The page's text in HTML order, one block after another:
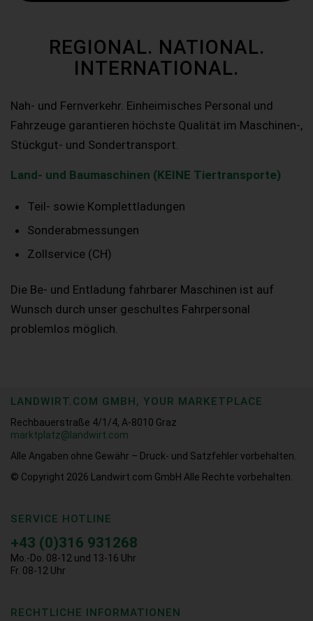
REGIONAL. NATIONAL.
INTERNATIONAL.
Nah- und Fernverkehr. Einheimisches Personal und
Fahrzeuge garantieren höchste Qualität im Maschinen-,
Stückgut- und Sondertransport.
Land- und Baumaschinen (KEINE Tiertransporte)
Teil- sowie Komplettladungen
Sonderabmessungen
Zollservice (CH)
Die Be- und Entladung fahrbarer Maschinen ist auf
Wunsch durch unser geschultes Fahrpersonal
problemlos möglich.
LANDWIRT.COM GMBH, YOUR MARKETPLACE
Rechbauerstraße 4/1/4, A-8010 Graz
marktplatz@landwirt.com
Alle Angaben ohne Gewähr – Druck- und Satzfehler vorbehalten.
© Copyright 2026
Landwirt.com GmbH Alle Rechte vorbehalten.
SERVICE HOTLINE
+43 (0)316 931268
Mo.-Do. 08-12 und 13-16 Uhr
Fr. 08-12 Uhr
RECHTLICHE INFORMATIONEN